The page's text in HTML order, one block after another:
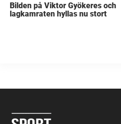
Bilden på Viktor Gyökeres och
lagkamraten hyllas nu stort